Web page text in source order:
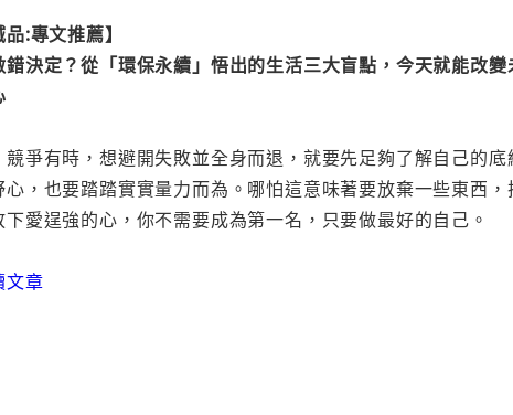
:專文推薦】
決定？從「環保永續」悟出的生活三大盲點，今天就能改變
爭有時，想避開失敗並全身而退，就要先足夠了解自己的底
，也要踏踏實實量力而為。哪怕這意味著要放棄一些東西
愛逞強的心，你不需要成為第一名，只要做最好的自己。
章